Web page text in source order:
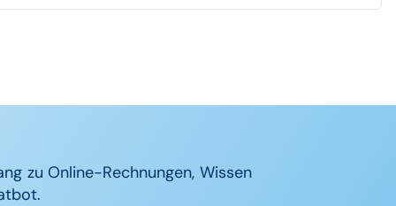
zu Online-Rechnungen, Wissen